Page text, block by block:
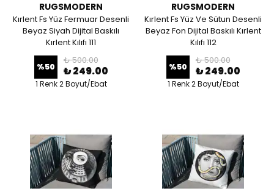
RUGSMODERN
Kırlent Fs Yüz Fermuar Desenli
Beyaz Siyah Dijital Baskılı
Kırlent Kılıfı 111
%50
₺ 500.00
₺ 249.00
1 Renk 2 Boyut/Ebat
RUGSMODERN
Kırlent Fs Yüz Ve Sütun Desenli
Beyaz Fon Dijital Baskılı Kırlent
Kılıfı 112
%50
₺ 500.00
₺ 249.00
1 Renk 2 Boyut/Ebat